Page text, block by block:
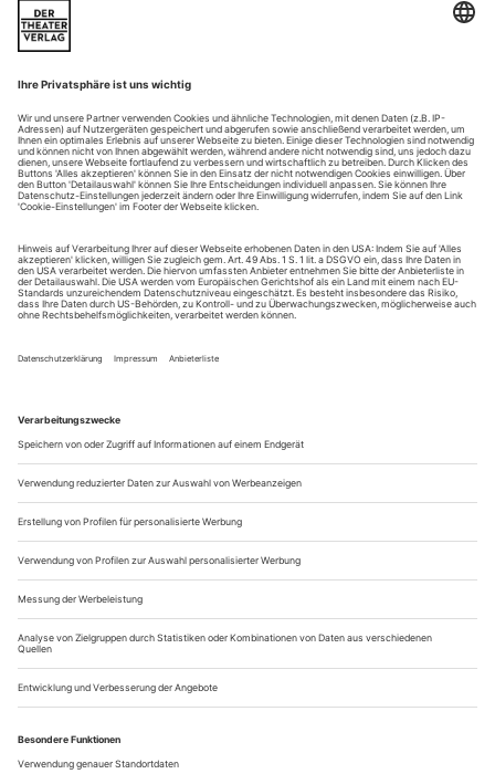
Sie habe immer geschrieben, um der Hölle zu entkommen,
aber vergeblich: Das notierte die britische Dramatikerin Sarah
Kane, wenige Monate bevor sie sich mit nur 27 Jahren das
Leben nahm. In ihrem 1999 vollendeten Theaterstück «4.48
Psychose» schildert sie den Seelenkampf einer psychisch
erkrankten Frau am Abgrund einer schweren Depression.
Philip Ve -nables hat...
Die älteste Musiktheater-Gemeinschaft Deutschlands mit Spielstätten
in Krefeld und Mönchengladbach feiert 75-jähriges Bestehen.
Mustergültige Ensemblepflege und clevere Spielplangestaltung
Sanierung und ein längeres Interim vor
gar nicht so richtig in die Reihe «Opernwelt auf Landpartie».
Weder sind Krefeld und Mönchengladbach kleine Städte,
noch liegen sie fernab der Metropolen. Zum Theater Krefeld
kann man von der Düsseldorfer Heinrich-Heine-Allee, dem
Hauptsitz der Deutschen Oper am Rhein, sogar mit der
Tramlinie U76 fahren, die...
Lieder ohne Melodien
Äneas Humm singt Stücke von Beethoven, Schubert, Beach und Marx
Äneas Humm gebietet zweifelsohne über eine ausgezeichnete,
charakteristische Baritonstimme, frei und offen, unmittelbar
ansprechend, nobel im Ausdruck. Eine Stimme, die darüber
hinaus durch vorbildliche Textverständlichkeit besticht. Auf